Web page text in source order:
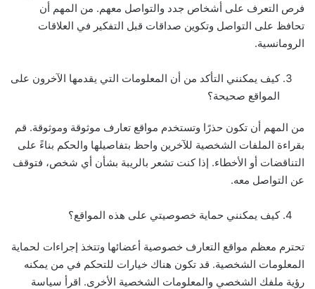
فرص التعرف على أشخاص جدد والتواصل معهم. من المهم أن
تحافظ على التواصل وتكوين صداقات قبل التفكير في العلاقات
الرومانسية.
كيف يمكنني التأكد من أن المعلومات التي يقدمها الآخرون على
المواقع صحيحة؟
من المهم أن تكون حذرًا وتستخدم مواقع تعارف موثوقة وموثوقة. قم
بقراءة الملفات الشخصية للآخرين واحظ بتفاصيلها والحكم بناءً على
التناقضات أو الأخطاء. إذا كنت تشعر بالريبة بشأن أي شخص، فتوقف
عن التواصل معه.
كيف يمكنني حماية خصوصيتي على هذه المواقع؟
تحترم معظم مواقع التعارف خصوصية أعضائها وتتخذ إجراءات لحماية
المعلومات الشخصية. قد تكون هناك خيارات للتحكم في من يمكنه
رؤية ملفك الشخصي والمعلومات الشخصية الأخرى. اقرأ سياسة